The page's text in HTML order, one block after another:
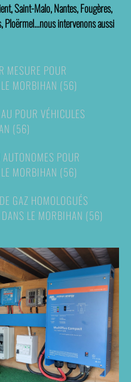
Saint-Malo, Nantes, Fougères,
Ploërmel...nous intervenons aussi
MESURE POUR
MORBIHAN (56)
POUR VÉHICULES
(56)
POUR
MORBIHAN (56)
GAZ HOMOLOGUÉS
LE MORBIHAN (56)